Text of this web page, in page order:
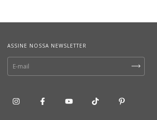
ASSINE NOSSA NEWSLETTER